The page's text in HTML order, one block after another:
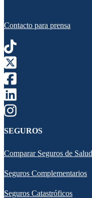
Contacto para prensa
SEGUROS
Comparar Seguros de Salud
Seguros Complementarios
Seguros Catastróficos